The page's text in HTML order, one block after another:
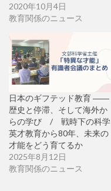
2020年10月4日
教育関係のニュース
日本のギフテッド教育 ――
歴史と停滞、そして海外か
らの学び / 戦時下の科学
英才教育から80年、未来の
才能をどう育てるか
2025年8月12日
教育関係のニュース